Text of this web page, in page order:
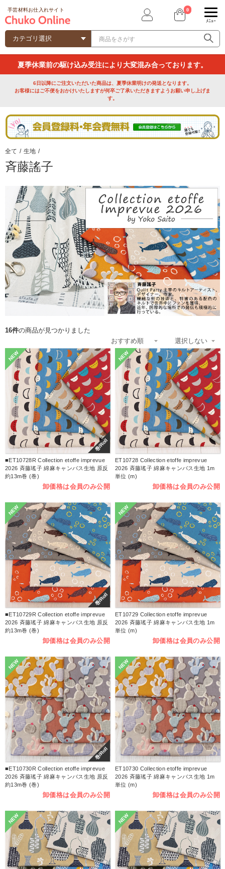
手芸材料お仕入れサイト 0
ﾒﾆｭｰ
夏季休業前の駆け込み受注により大変混み合っております。
6日以降にご注文いただいた商品は、夏季休業明けの発送となります。
お客様にはご不便をおかけいたしますが何卒ご了承いただきますようお願い申し上げま
す。
全て / 生地 /
斉藤謠子
16件の商品が見つかりました
NEW
巻/Roll
■ET10728R Collection etoffe imprevue
2026 斉藤瑤子 綿麻キャンバス生地 原反
約13m巻 (巻)
卸価格は会員のみ公開
NEW
ET10728 Collection etoffe imprevue
2026 斉藤瑤子 綿麻キャンバス生地 1m
単位 (m)
卸価格は会員のみ公開
NEW
巻/Roll
■ET10729R Collection etoffe imprevue
2026 斉藤瑤子 綿麻キャンバス生地 原反
約13m巻 (巻)
卸価格は会員のみ公開
NEW
ET10729 Collection etoffe imprevue
2026 斉藤瑤子 綿麻キャンバス生地 1m
単位 (m)
卸価格は会員のみ公開
NEW
巻/Roll
■ET10730R Collection etoffe imprevue
2026 斉藤瑤子 綿麻キャンバス生地 原反
約13m巻 (巻)
卸価格は会員のみ公開
NEW
ET10730 Collection etoffe imprevue
2026 斉藤瑤子 綿麻キャンバス生地 1m
単位 (m)
卸価格は会員のみ公開
NEW NEW